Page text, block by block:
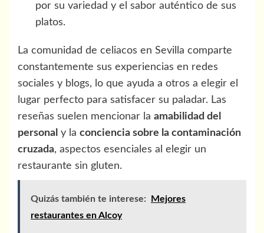
por su variedad y el sabor auténtico de sus
platos.
La comunidad de celiacos en Sevilla comparte
constantemente sus experiencias en redes
sociales y blogs, lo que ayuda a otros a elegir el
lugar perfecto para satisfacer su paladar. Las
reseñas suelen mencionar la amabilidad del
personal y la conciencia sobre la contaminación
cruzada, aspectos esenciales al elegir un
restaurante sin gluten.
Quizás también te interese:
Mejores
restaurantes en Alcoy